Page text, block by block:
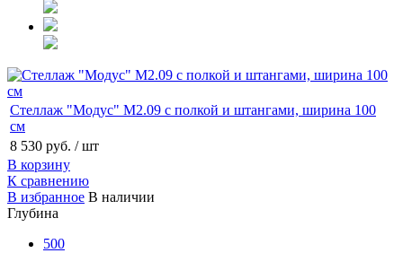
Стеллаж "Модус" М2.09 с полкой и штангами, ширина 100
см
8 530 руб. / шт
В корзину
К сравнению
В избранное В наличии
Глубина
500